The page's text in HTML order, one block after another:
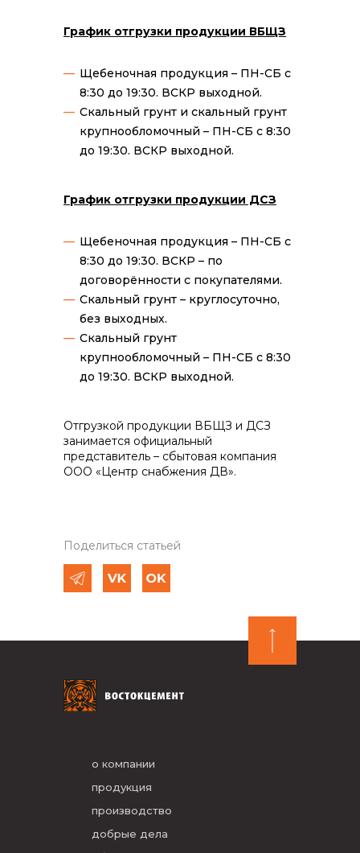
info@vostokcement.ru
График отгрузки продукции ВБЩЗ
Щебеночная продукция – ПН-СБ с
8:30 до 19:30. ВСКР выходной.
Скальный грунт и скальный грунт
крупнообломочный – ПН-СБ с 8:30
до 19:30. ВСКР выходной.
График отгрузки продукции ДСЗ
Щебеночная продукция – ПН-СБ с
8:30 до 19:30. ВСКР – по
договорённости с покупателями.
Скальный грунт – круглосуточно,
без выходных.
Скальный грунт
крупнообломочный – ПН-СБ с 8:30
до 19:30. ВСКР выходной.
Отгрузкой продукции ВБЩЗ и ДСЗ
занимается официальный
представитель – сбытовая компания
ООО «Центр снабжения ДВ».
Поделиться статьей
о компании
продукция
производство
добрые дела